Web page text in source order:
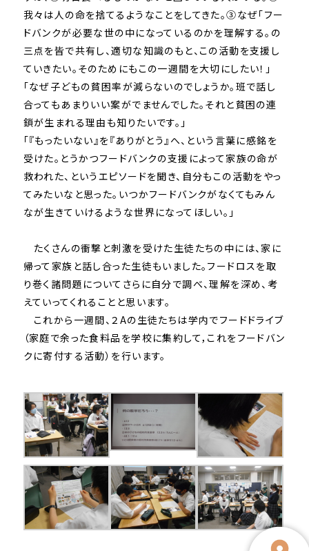
我々は人の命を捨てるようなことをしてきた。③なぜ「フー
ドバンクが必要な世の中になっているのかを理解する。 の
三点を皆で共有し、適切な知識のもと、 この活動を支援し
ていきたい。 そのためにもこの一週間を大切にしたい！」
「なぜ子どもの貧困率が減らないのでしょうか。 班で話し
合ってもあまりいい案がでませんでした。 それと貧困の連
鎖が生まれる理由も知りたいです。」
「『もったいない』を『ありがとう』へ、 という言葉に感銘を
受けた。 とうかつフードバンクの支援によって家族の命が
救われた、 というエピソードを聞き、 自分もこの活動をやっ
てみたいなと思った。 いつかフードバンクがなくてもみん
なが生きていけるような世界になってほしい。」
たくさんの衝撃と刺激を受けた生徒たちの中には、 家に
帰って家族と話し合った生徒もいました。 フードロスを取
り巻く諸問題についてさらに自分で調べ、理解を深め、考
えていってくれることと思います。
これから一週間、２Aの生徒たちは学内でフードドライブ
（家庭で余った食料品を学校に集約して， これをフードバン
クに寄付する活動）を行います。